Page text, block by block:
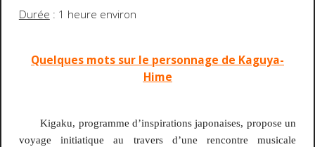
Durée : 1 heure environ
Quelques mots sur le personnage de Kaguya-
Hime
Kigaku, programme d’inspirations japonaises, propose un
voyage initiatique au travers d’une rencontre musicale